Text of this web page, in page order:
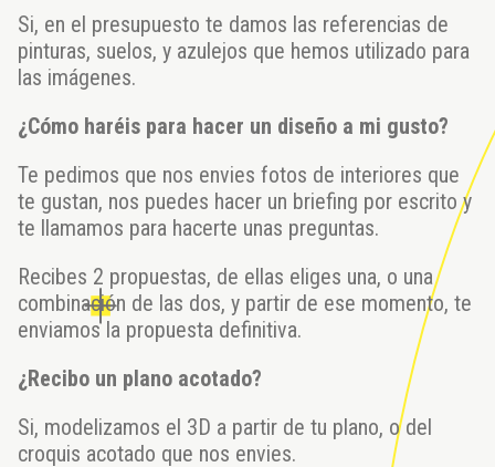
Si, en el presupuesto te damos las referencias de
pinturas, suelos, y azulejos que hemos utilizado para
las imágenes.
¿Cómo haréis para hacer un diseño a mi gusto?
Te pedimos que nos envies fotos de interiores que
te gustan, nos puedes hacer un briefing por escrito y
te llamamos para hacerte unas preguntas.
Recibes 2 propuestas, de ellas eliges una, o una
combinación de las dos, y partir de ese momento, te
enviamos la propuesta definitiva.
¿Recibo un plano acotado?
Si, modelizamos el 3D a partir de tu plano, o del
croquis acotado que nos envies.